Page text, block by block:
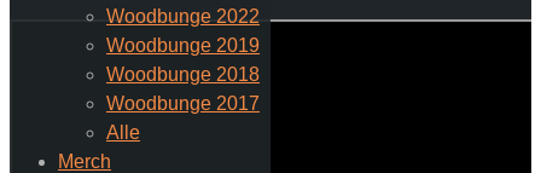
Woodbunge 2022
Woodbunge 2019
Woodbunge 2018
Woodbunge 2017
Alle
Merch